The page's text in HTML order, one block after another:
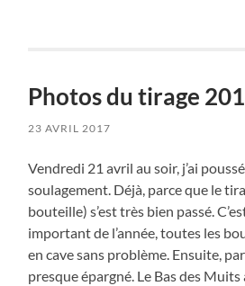
Photos du tirage
23 AVRIL 2017
Vendredi 21 avril au soir, j’ai
soulagement. Déjà, parce que le
bouteille) s’est très bien passé.
important de l’année, toutes les
en cave sans problème. Ensuite,
presque épargné. Le Bas des